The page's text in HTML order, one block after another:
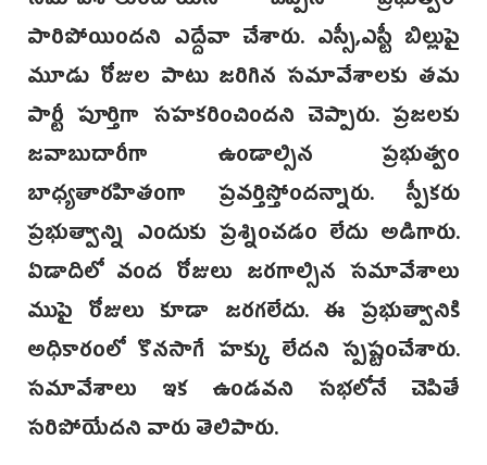
పారిపోయిందని ఎద్దేవా చేశారు. ఎస్సీ,ఎస్టీ బిల్లుపై
మూడు రోజుల పాటు జరిగిన సమావేశాలకు తమ
పార్టీ పూర్తిగా సహకరించిందని చెప్పారు. ప్రజలకు
జవాబుదారీగా ఉండాల్సిన ప్రభుత్వం
బాధ్యతారహితంగా ప్రవర్తిస్తోందన్నారు. స్పీకరు
ప్రభుత్వాన్ని ఎందుకు ప్రశ్నించడం లేదు అడిగారు.
ఏడాదిలో వంద రోజులు జరగాల్సిన సమావేశాలు
ముపై రోజులు కూడా జరగలేదు. ఈ ప్రభుత్వానికి
అధికారంలో కొనసాగే హక్కు లేదని స్పష్టంచేశారు.
సమావేశాలు ఇక ఉండవని సభలోనే చెపితే
సరిపోయేదని వారు తెలిపారు.